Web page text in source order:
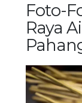
Foto-
Raya